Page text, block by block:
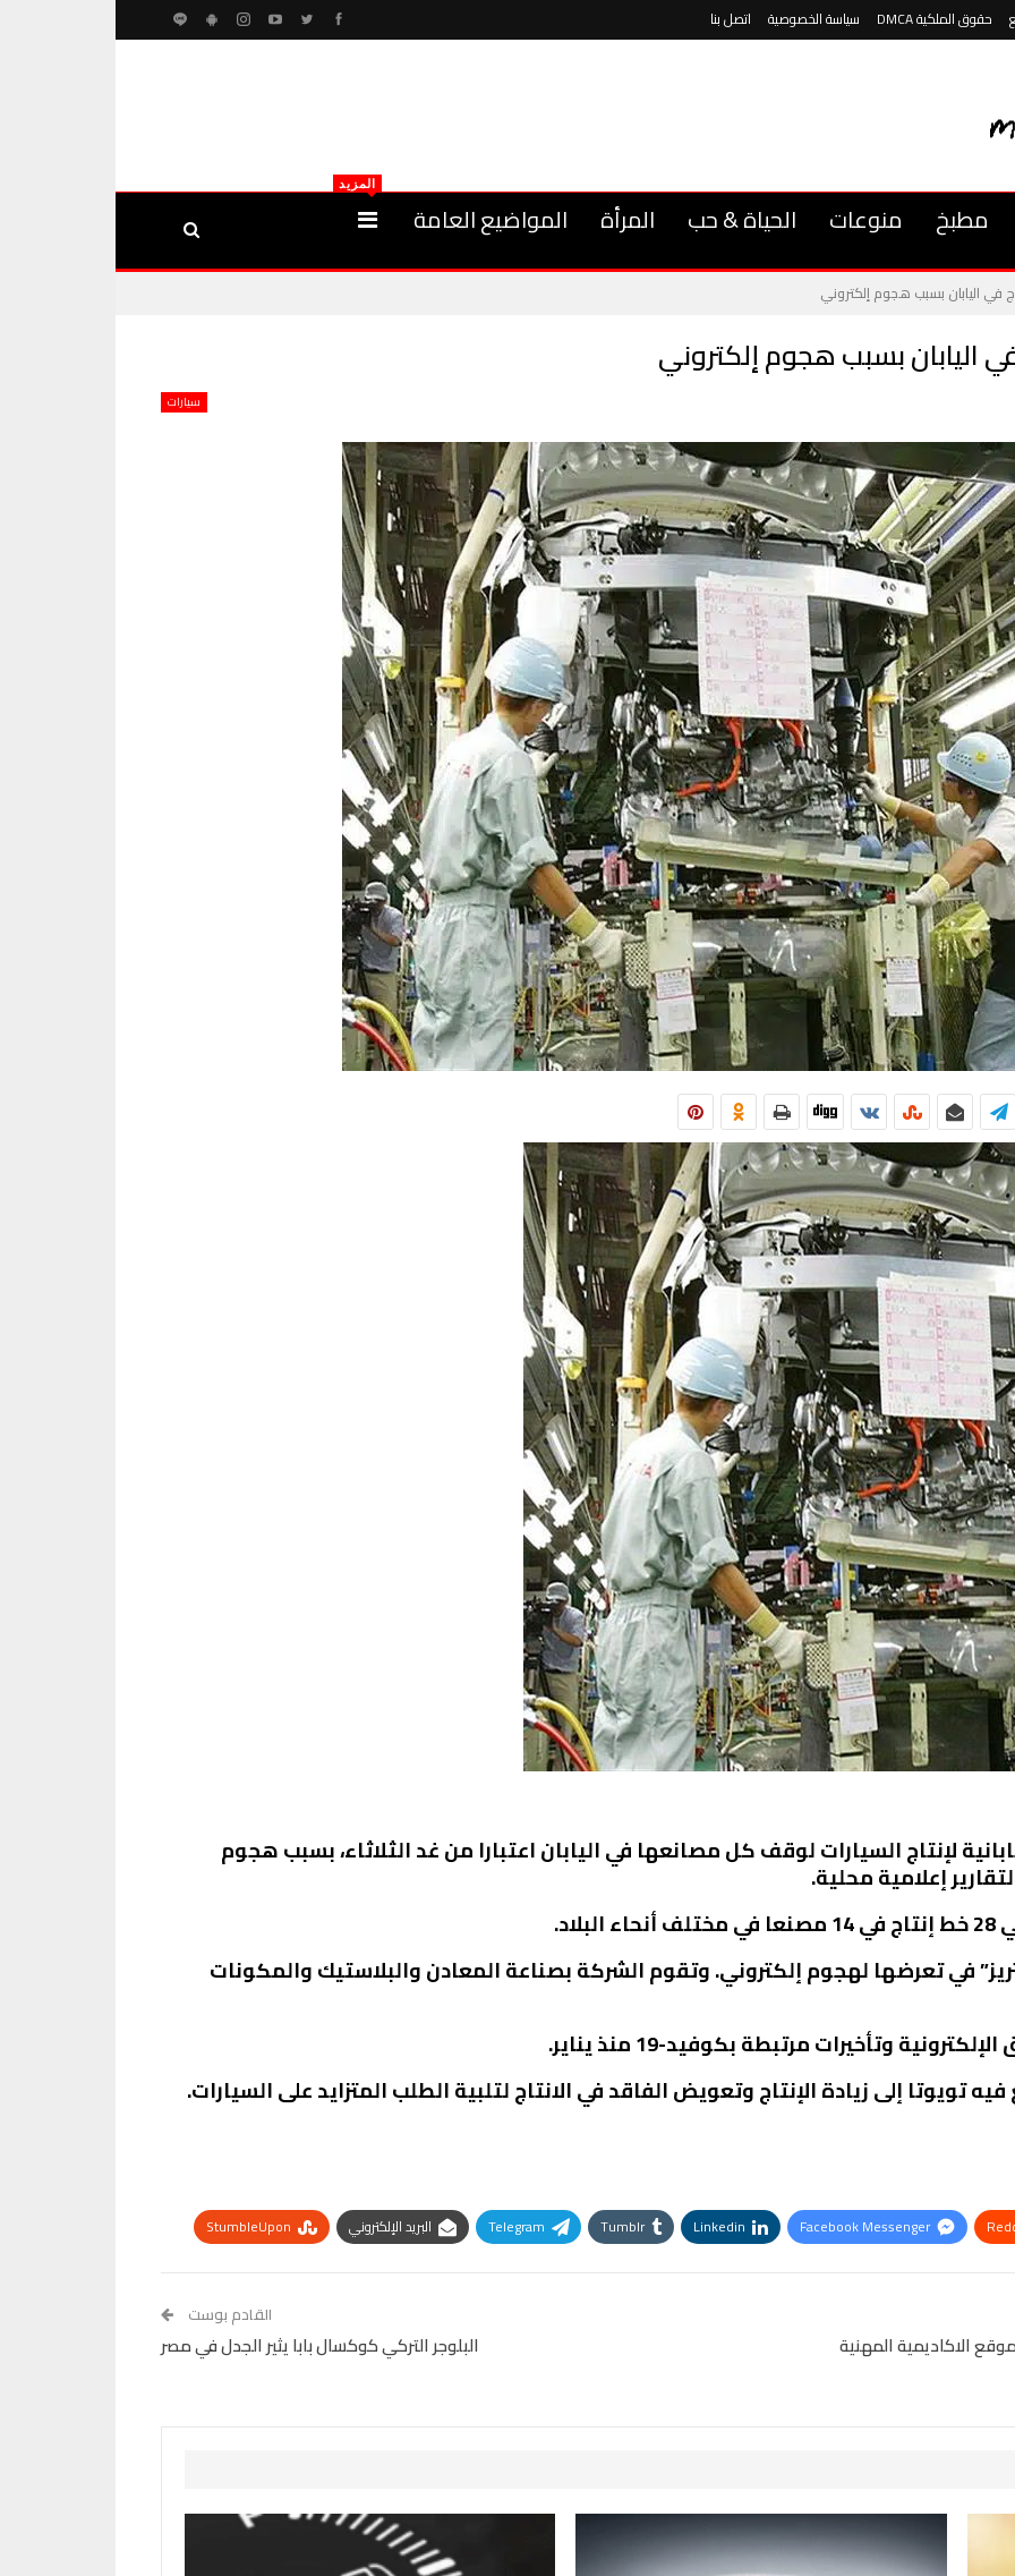
حقوق الملكية DMCA سياسة الخصوصية اتصل بنا
مطبخ منوعات الحياة & حب المرأة المواضيع العامة
المزيد
في اليابان بسبب هجوم إلكتروني
اليابان بسبب هجوم إلكتروني
سيارات
لإنتاج السيارات لوقف كل مصانعها في اليابان اعتبارا من غد الثلاثاء، بسبب هجوم
إعلامية محلية.
في تعرضها لهجوم إلكتروني. وتقوم الشركة بصناعة المعادن والبلاستيك والمكونات
وتأخيرات مرتبطة بكوفيد-19 منذ يناير.
إلى زيادة الإنتاج وتعويض الفاقد في الانتاج لتلبية الطلب المتزايد على السيارات.
Facebook Messenger
Linkedin
Tumblr
Telegram البريد الإلكتروني
StumbleUpon
الاكاديمية المهنية
القادم بوست
البلوجر التركي كوكسال بابا يثير الجدل في مصر